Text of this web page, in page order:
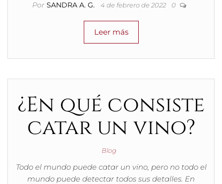
Por SANDRA A. G. 4 de febrero de 2022 0
Leer más
¿En qué consiste
catar un vino?
Blog
Todo el mundo puede catar un vino, pero no todo el
mundo puede detectar todos sus detalles. En